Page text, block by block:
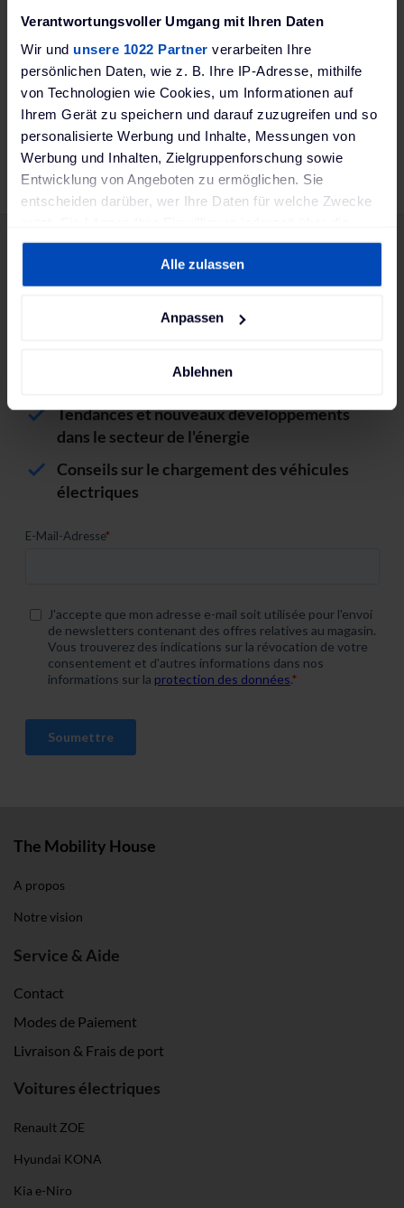
Verantwortungsvoller Umgang mit Ihren Daten
Wir und unsere 1022 Partner verarbeiten Ihre
persönlichen Daten, wie z. B. Ihre IP-Adresse, mithilfe
von Technologien wie Cookies, um Informationen auf
Ihrem Gerät zu speichern und darauf zuzugreifen und so
personalisierte Werbung und Inhalte, Messungen von
Werbung und Inhalten, Zielgruppenforschung sowie
Entwicklung von Angeboten zu ermöglichen. Sie
entscheiden darüber, wer Ihre Daten für welche Zwecke
Cookie-Erklärung oder durch Klicken auf das Privacy
Trigger Symbol ändern oder widerrufen
Wenn Sie es erlauben, würden wir auch gerne:
bestimmten Merkmalen (Fingerprinting) identifizieren
Erfahren Sie mehr darüber, wie Ihre persönlichen Daten
verarbeitet werden, und legen Sie Ihre Präferenzen im
Abschnitt Einzelheiten
Wir verwenden Cookies, um Inhalte und Anzeigen zu
Verwendung unserer Website an unsere Partner für
soziale Medien, Werbung und Analysen weiter. Unsere
Partner führen diese Informationen möglicherweise mit
weiteren Daten zusammen, die du ihnen bereitgestellt
Alle zulassen
Anpassen
Ablehnen
FAVORIS COMPARER
Abonnez-vous à notre
newsletter :
Offres de réduction et nouveaux produits
Tendances et nouveaux développements
dans le secteur de l'énergie
Conseils sur le chargement des véhicules
électriques
The Mobility House
A propos
Notre vision
Service & Aide
Contact
Modes de Paiement
Livraison & Frais de port
Voitures électriques
Renault ZOE
Hyundai KONA
Kia e-Niro